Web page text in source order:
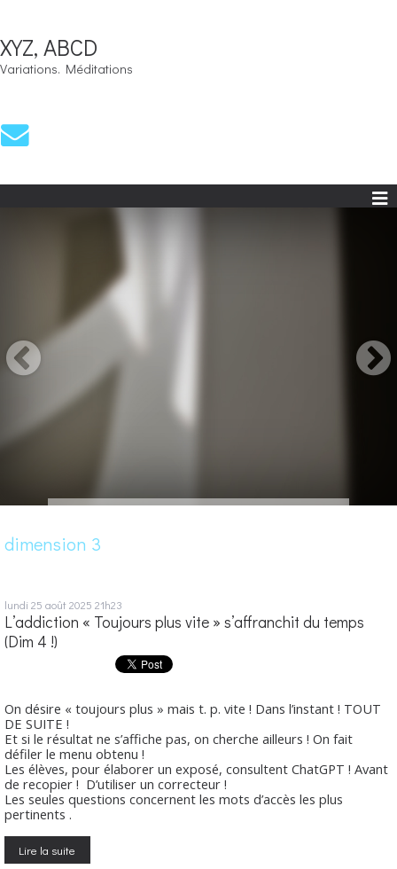
XYZ, ABCD
Variations. Méditations
dimension 3
lundi 25 août 2025 21h23
L’addiction « Toujours plus vite » s’affranchit du temps
(Dim 4 !)
On désire « toujours plus » mais t. p. vite ! Dans l’instant ! TOUT
DE SUITE !
Et si le résultat ne s’affiche pas, on cherche ailleurs ! On fait
défiler le menu obtenu !
Les élèves, pour élaborer un exposé, consultent ChatGPT ! Avant
de recopier ! D’utiliser un correcteur !
Les seules questions concernent les mots d’accès les plus
pertinents .
Lire la suite